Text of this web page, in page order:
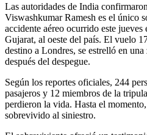
Las autoridades de India
Viswashkumar Ramesh es el único
accidente aéreo ocurrido este jueves
Gujarat, al oeste del país. El vuelo
destino a Londres, se estrelló en
después del despegue.
Según los reportes oficiales, 244
pasajeros y 12 miembros de la
perdieron la vida. Hasta el
sobrevivido al siniestro.